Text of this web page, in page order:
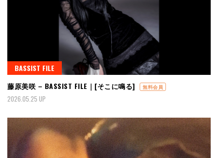
BASSIST FILE
藤原美咲 – BASSIST FILE｜[そこに鳴る]
無料会員
2026.05.25 UP